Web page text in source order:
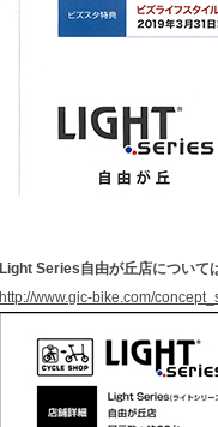
Light Series自由が丘店について
http://www.gic-bike.com/